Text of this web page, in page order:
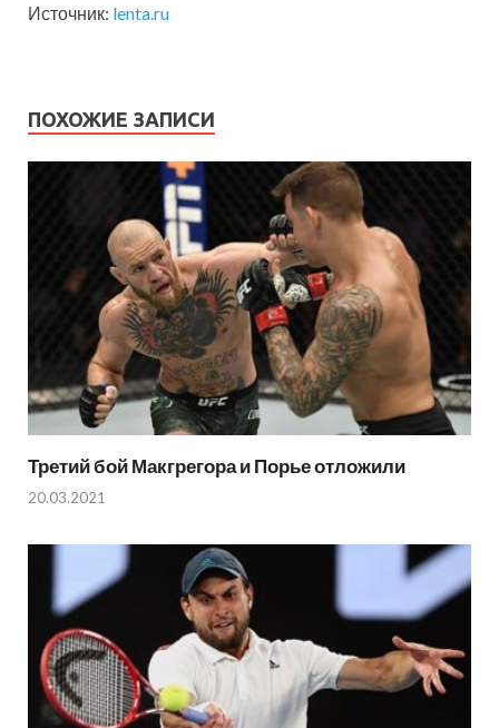
Источник: lenta.ru
ПОХОЖИЕ ЗАПИСИ
Третий бой Макгрегора и Порье отложили
20.03.2021